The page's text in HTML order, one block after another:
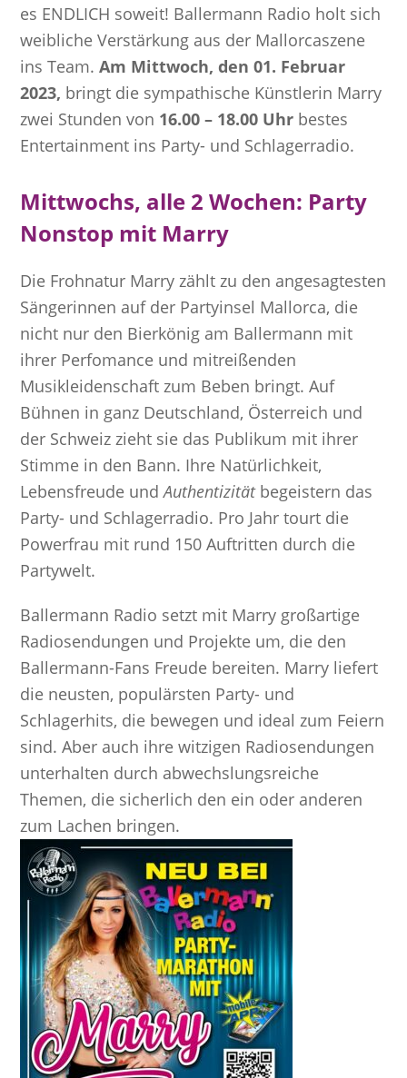
es ENDLICH soweit! Ballermann Radio holt sich
weibliche Verstärkung aus der Mallorcaszene
ins Team.Am Mittwoch, den 01. Februar
2023, bringt die sympathische Künstlerin Marry
zwei Stunden von 16.00 – 18.00 Uhr bestes
Entertainment ins Party- und Schlagerradio.
Mittwochs, alle 2 Wochen: Party
Nonstop mit Marry
Die Frohnatur Marry zählt zu den angesagtesten
Sängerinnen auf der Partyinsel Mallorca, die
nicht nur den Bierkönig am Ballermann mit
ihrer Perfomance und mitreißenden
Musikleidenschaft zum Beben bringt. Auf
Bühnen in ganz Deutschland, Österreich und
der Schweiz zieht sie das Publikum mit ihrer
Stimme in den Bann. Ihre Natürlichkeit,
Lebensfreude undAuthentizitätbegeistern das
Party- und Schlagerradio. Pro Jahr tourt die
Powerfrau mit rund 150 Auftritten durch die
Partywelt.
Ballermann Radio setzt mit Marry großartige
Radiosendungen und Projekte um, die den
Ballermann-Fans Freude bereiten. Marry liefert
die neusten, populärsten Party- und
Schlagerhits, die bewegen und ideal zum Feiern
sind. Aber auch ihre witzigen Radiosendungen
unterhalten durch abwechslungsreiche
Themen, die sicherlich den ein oder anderen
zum Lachen bringen.